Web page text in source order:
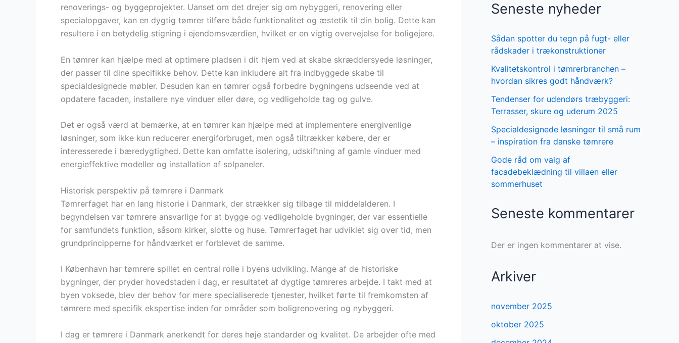
renoverings- og byggeprojekter. Uanset om det drejer sig om nybyggeri, renovering eller
specialopgaver, kan en dygtig tømrer tilføre både funktionalitet og æstetik til din bolig. Dette kan
resultere i en betydelig stigning i ejendomsværdien, hvilket er en vigtig overvejelse for boligejere.
En tømrer kan hjælpe med at optimere pladsen i dit hjem ved at skabe skræddersyede løsninger,
der passer til dine specifikke behov. Dette kan inkludere alt fra indbyggede skabe til
specialdesignede møbler. Desuden kan en tømrer også forbedre bygningens udseende ved at
opdatere facaden, installere nye vinduer eller døre, og vedligeholde tag og gulve.
Det er også værd at bemærke, at en tømrer kan hjælpe med at implementere energivenlige
løsninger, som ikke kun reducerer energiforbruget, men også tiltrækker købere, der er
interesserede i bæredygtighed. Dette kan omfatte isolering, udskiftning af gamle vinduer med
energieffektive modeller og installation af solpaneler.
Historisk perspektiv på tømrere i Danmark
Tømrerfaget har en lang historie i Danmark, der strækker sig tilbage til middelalderen. I
begyndelsen var tømrere ansvarlige for at bygge og vedligeholde bygninger, der var essentielle
for samfundets funktion, såsom kirker, slotte og huse. Tømrerfaget har udviklet sig over tid, men
grundprincipperne for håndværket er forblevet de samme.
I København har tømrere spillet en central rolle i byens udvikling. Mange af de historiske
bygninger, der pryder hovedstaden i dag, er resultatet af dygtige tømreres arbejde. I takt med at
byen voksede, blev der behov for mere specialiserede tjenester, hvilket førte til fremkomsten af
tømrere med specifik ekspertise inden for områder som boligrenovering og nybyggeri.
I dag er tømrere i Danmark anerkendt for deres høje standarder og kvalitet. De arbejder ofte med
Seneste nyheder
Sådan spotter du tegn på fugt- eller
rådskader i trækonstruktioner
Kvalitetskontrol i tømrerbranchen –
hvordan sikres godt håndværk?
Tendenser for udendørs træbyggeri:
Terrasser, skure og uderum 2025
Specialdesignede løsninger til små rum
– inspiration fra danske tømrere
Gode råd om valg af
facadebeklædning til villaen eller
sommerhuset
Seneste kommentarer
Der er ingen kommentarer at vise.
Arkiver
november 2025
oktober 2025